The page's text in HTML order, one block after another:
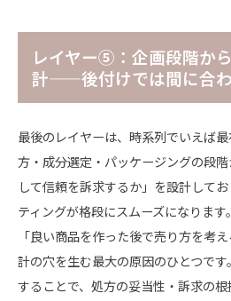
レイヤー⑤：企画段階か
計——後付けでは間に合
最後のレイヤーは、時系列でいえば
方・成分選定・パッケージングの段
して信頼を訴求するか」を設計して
ティングが格段にスムーズになります。
「良い商品を作った後で売り方を考
計の穴を生む最大の原因のひとつで
することで、処方の妥当性・訴求の